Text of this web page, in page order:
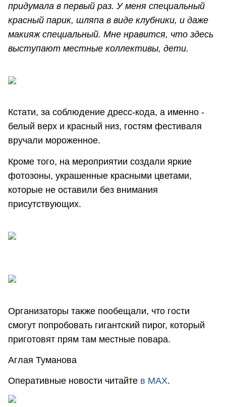
придумала в первый раз. У меня специальный
красный парик, шляпа в виде клубники, и даже
макияж специальный. Мне нравится, что здесь
выступают местные коллективы, дети.
Кстати, за соблюдение дресс-кода, а именно -
белый верх и красный низ, гостям фестиваля
вручали мороженное.
Кроме того, на мероприятии создали яркие
фотозоны, украшенные красными цветами,
которые не оставили без внимания
присутствующих.
Организаторы также пообещали, что гости
смогут попробовать гигантский пирог, который
приготовят прям там местные повара.
Аглая Туманова
Оперативные новости читайте в МАХ.